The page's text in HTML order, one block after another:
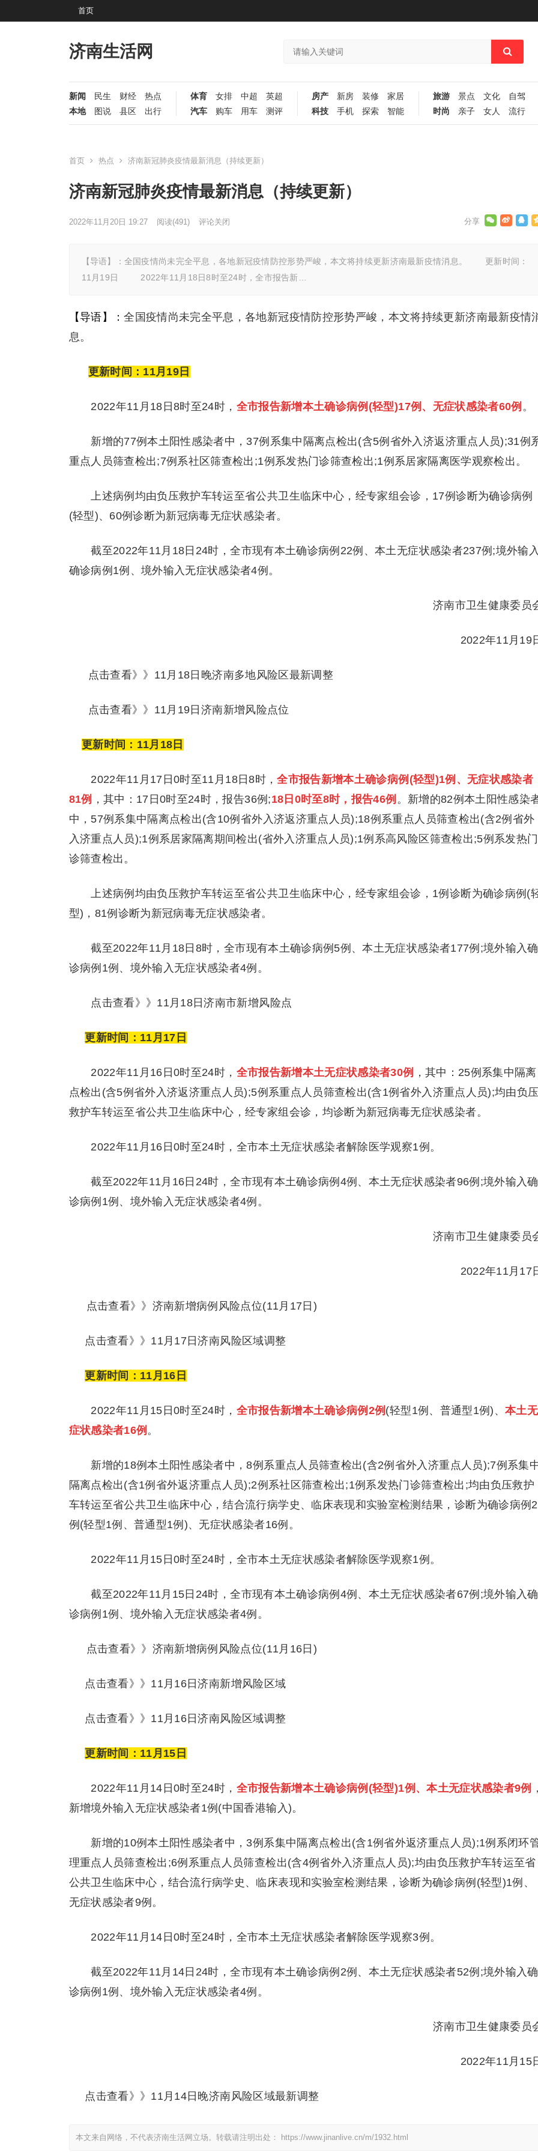
首页
济南生活网
新闻 民生 财经
热点
本地
图说 县区 出行
体育 女排 中超
英超
汽车
购车 用车 测评
房产 新房 装修
家居
科技
手机 探索 智能
旅游 景点 文化
自驾
时尚
亲子 女人 流行
首页 热点 济南新冠肺炎疫情最新消息（持续更新）
济南新冠肺炎疫情最新消息（持续更新）
2022年11月20日 19:27 阅读(491) 评论关闭
【导语】：全国疫情尚未完全平息，各地新冠疫情防控形势严峻，本文将持续更新济南最新疫情消息。 更新时间：
11月19日 2022年11月18日8时至24时，全市报告新…
【导语】：全国疫情尚未完全平息，各地新冠疫情防控形势严峻，本文将持续更新济南最新疫情
息。
更新时间：11月19日
2022年11月18日8时至24时， 全市报告新增本土确诊病例(轻型)17例、无症状感染者60例 。
新增的77例本土阳性感染者中，37例系集中隔离点检出(含5例省外入济返济重点人员);31例
重点人员筛查检出;7例系社区筛查检出;1例系发热门诊筛查检出;1例系居家隔离医学观察检出。
上述病例均由负压救护车转运至省公共卫生临床中心，经专家组会诊，17例诊断为确诊病例
(轻型)、60例诊断为新冠病毒无症状感染者。
截至2022年11月18日24时，全市现有本土确诊病例22例、本土无症状感染者237例;境外输入
确诊病例1例、境外输入无症状感染者4例。
济南市卫生健康委员
2022年11月19
点击查看》》11月18日晚济南多地风险区最新调整
点击查看》》11月19日济南新增风险点位
更新时间：11月18日
2022年11月17日0时至11月18日8时，全市报告新增本土确诊病例(轻型)1例、无症状感染者
81例 ，其中：17日0时至24时，报告36例;18日0时至8时， 报告46例 。新增的82例本土阳性感染
中，57例系集中隔离点检出(含10例省外入济返济重点人员);18例系重点人员筛查检出(含2例省外
入济重点人员);1例系居家隔离期间检出(省外入济重点人员);1例系高风险区筛查检出;5例系发热门
诊筛查检出。
上述病例均由负压救护车转运至省公共卫生临床中心，经专家组会诊，1例诊断为确诊病例(
型)，81例诊断为新冠病毒无症状感染者。
截至2022年11月18日8时，全市现有本土确诊病例5例、本土无症状感染者177例;境外输入确
诊病例1例、境外输入无症状感染者4例。
点击查看》》11月18日济南市新增风险点
更新时间：11月17日
2022年11月16日0时至24时， 全市报告新增本土无症状感染者30例 ，其中：25例系集中隔离
点检出(含5例省外入济返济重点人员);5例系重点人员筛查检出(含1例省外入济重点人员);均由负压
救护车转运至省公共卫生临床中心，经专家组会诊，均诊断为新冠病毒无症状感染者。
2022年11月16日0时至24时，全市本土无症状感染者解除医学观察1例。
截至2022年11月16日24时，全市现有本土确诊病例4例、本土无症状感染者96例;境外输入确
诊病例1例、境外输入无症状感染者4例。
济南市卫生健康委员
2022年11月17
点击查看》》 济南新增病例风险点位(11月17日)
点击查看》》 11月17日济南风险区域调整
更新时间：11月16日
2022年11月15日0时至24时， 全市报告新增本土确诊病例2例 (轻型1例、普通型1例)、本土无
症状感染者16例 。
新增的18例本土阳性感染者中，8例系重点人员筛查检出(含2例省外入济重点人员);7例系集
隔离点检出(含1例省外返济重点人员);2例系社区筛查检出;1例系发热门诊筛查检出;均由负压救护
车转运至省公共卫生临床中心，结合流行病学史、临床表现和实验室检测结果，诊断为确诊病例2
例(轻型1例、普通型1例)、无症状感染者16例。
2022年11月15日0时至24时，全市本土无症状感染者解除医学观察1例。
截至2022年11月15日24时，全市现有本土确诊病例4例、本土无症状感染者67例;境外输入确
诊病例1例、境外输入无症状感染者4例。
点击查看》》 济南新增病例风险点位(11月16日)
点击查看》》 11月16日济南新增风险区域
点击查看》》 11月16日济南风险区域调整
更新时间：11月15日
2022年11月14日0时至24时， 全市报告新增本土确诊病例(轻型)1例、本土无症状感染者9例 ，
新增境外输入无症状感染者1例(中国香港输入)。
新增的10例本土阳性感染者中，3例系集中隔离点检出(含1例省外返济重点人员);1例系闭环
理重点人员筛查检出;6例系重点人员筛查检出(含4例省外入济重点人员);均由负压救护车转运至省
公共卫生临床中心，结合流行病学史、临床表现和实验室检测结果，诊断为确诊病例(轻型)1例、
无症状感染者9例。
2022年11月14日0时至24时，全市本土无症状感染者解除医学观察3例。
截至2022年11月14日24时，全市现有本土确诊病例2例、本土无症状感染者52例;境外输入确
诊病例1例、境外输入无症状感染者4例。
济南市卫生健康委员
2022年11月15
点击查看》》11月14日晚济南风险区域最新调整
本文来自网络，不代表济南生活网立场。转载请注明出处： https://www.jinanlive.cn/m/1932.html